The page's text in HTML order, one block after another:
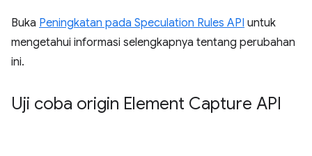
Buka Peningkatan pada Speculation Rules API untuk
mengetahui informasi selengkapnya tentang perubahan
ini.
Uji coba origin Element Capture API